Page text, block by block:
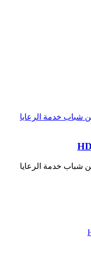
شباب خدمة الرعايا
شباب خدمة الرعايا